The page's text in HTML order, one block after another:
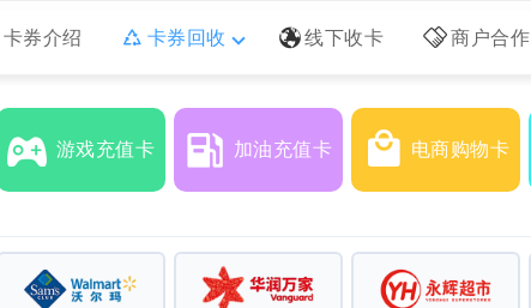
卡券介绍 卡券回收 线下收卡 商户合作
游戏充值卡 加油充值卡 电商购物卡